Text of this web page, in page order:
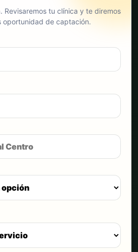
Revisaremos tu clínica y te diremos
oportunidad de captación.